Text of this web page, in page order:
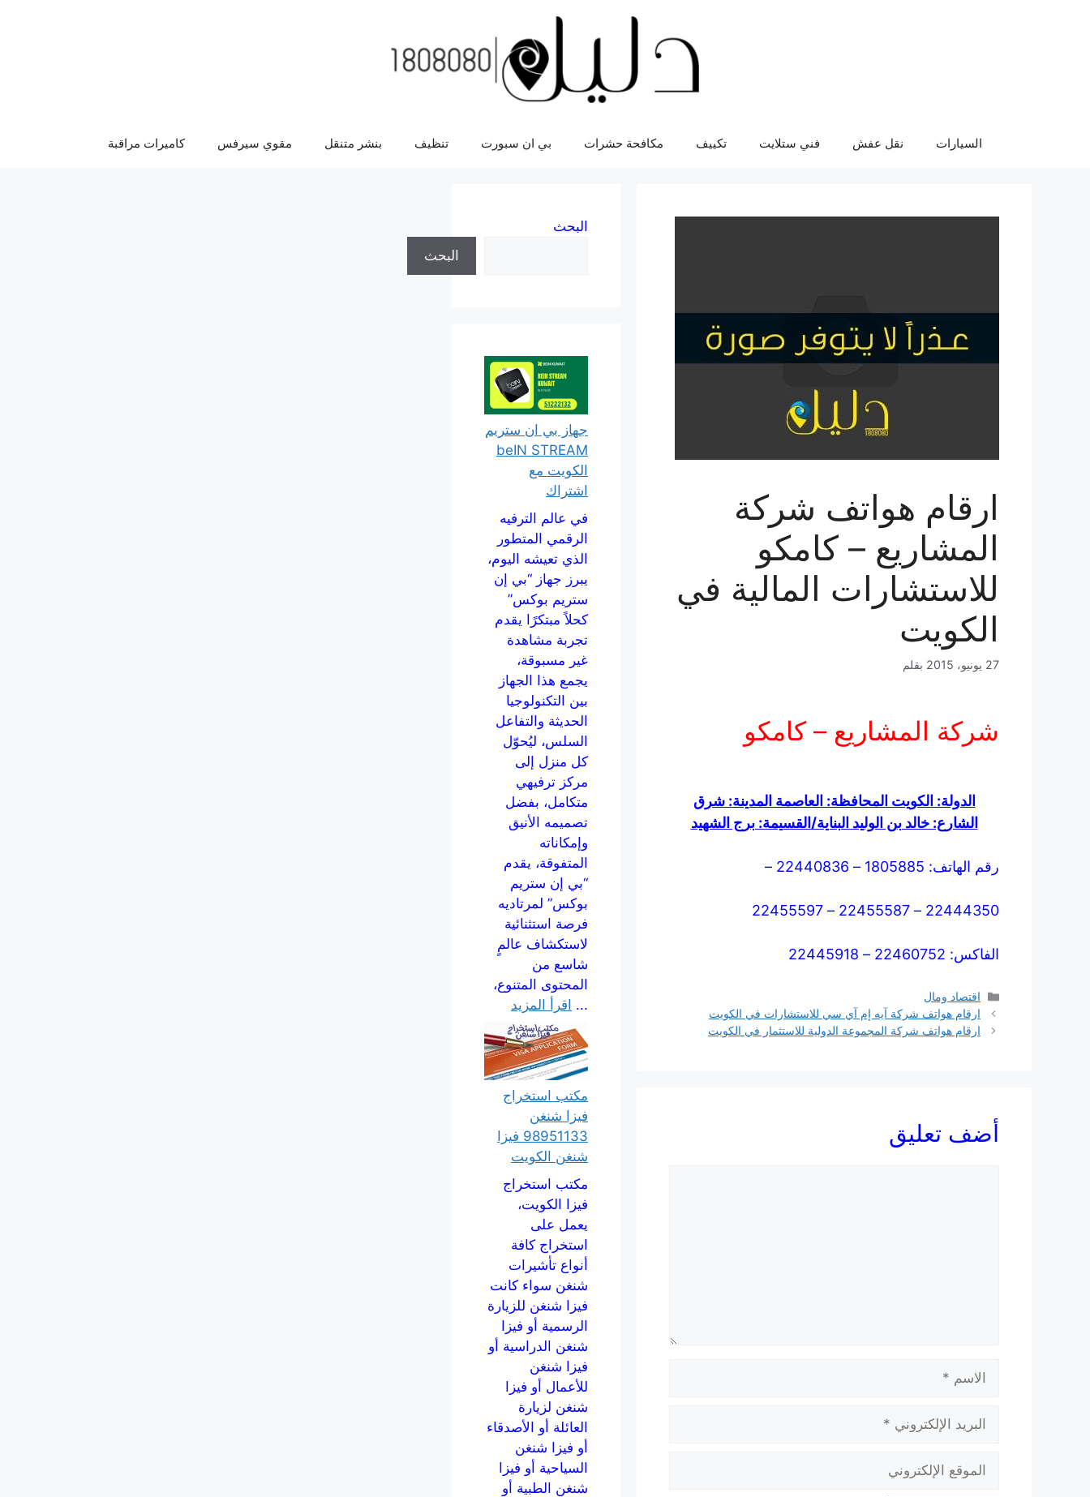
السيارات نقل عفش فني ستلايت تكييف مكافحة حشرات بي ان سبورت تنظيف بنشر متنقل مقوي سيرفس كاميرات مراقبة
ارقام هواتف شركة
المشاريع – كامكو
للاستشارات المالية في
الكويت
27 يونيو، 2015 بقلم
شركة المشاريع – كامكو
الدولة: الكويت المحافظة: العاصمة المدينة: شرق
الشارع: خالد بن الوليد البناية/القسيمة: برج الشهيد
رقم الهاتف: 1805885 – 22440836 –
22444350 – 22455587 – 22455597
الفاكس: 22460752 – 22445918
التصنيفات
اقتصاد ومال
ارقام هواتف شركة آيه إم آي سي للاستشارات في الكويت
ارقام هواتف شركة المجموعة الدولية للاستثمار في الكويت
أضف تعليق
الاسم
البريد
الإلكتروني
الموقع
الإلكتروني
البحث
البحث
جهاز بي ان ستريم
beIN STREAM
الكويت مع
اشتراك
في عالم الترفيه
الرقمي المتطور
الذي تعيشه اليوم،
يبرز جهاز “بي إن
ستريم بوكس”
كحلاً مبتكرًا يقدم
تجربة مشاهدة
غير مسبوقة،
يجمع هذا الجهاز
بين التكنولوجيا
الحديثة والتفاعل
السلس، ليُحوّل
كل منزل إلى
مركز ترفيهي
متكامل، بفضل
تصميمه الأنيق
وإمكاناته
المتفوقة، يقدم
“بي إن ستريم
بوكس” لمرتاديه
فرصة استثنائية
لاستكشاف عالمٍ
شاسع من
المحتوى المتنوع،
... اقرأ المزيد
مكتب استخراج
فيزا شنغن
98951133 فيزا
شنغن الكويت
مكتب استخراج
فيزا الكويت،
يعمل على
استخراج كافة
أنواع تأشيرات
شنغن سواء كانت
فيزا شنغن للزيارة
الرسمية أو فيزا
شنغن الدراسية أو
فيزا شنغن
للأعمال أو فيزا
شنغن لزيارة
العائلة أو الأصدقاء
أو فيزا شنغن
السياحية أو فيزا
شنغن الطبية أو